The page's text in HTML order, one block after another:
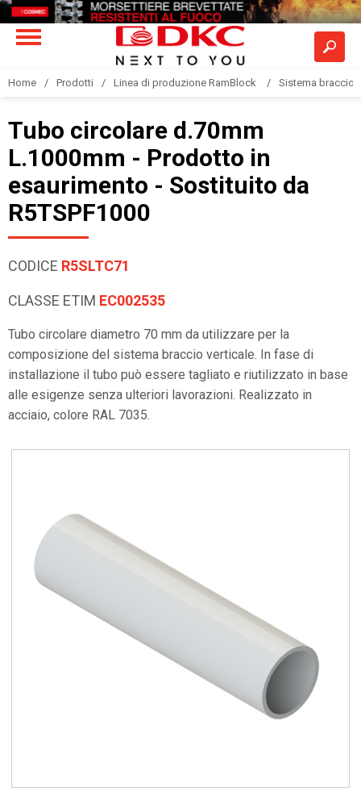
Home Prodotti Linea di produzione RamBlock Sistema braccio
Tubo circolare d.70mm
L.1000mm - Prodotto in
esaurimento - Sostituito da
R5TSPF1000
CODICE R5SLTC71
CLASSE ETIM EC002535
Tubo circolare diametro 70 mm da utilizzare per la
composizione del sistema braccio verticale. In fase di
installazione il tubo può essere tagliato e riutilizzato in base
alle esigenze senza ulteriori lavorazioni. Realizzato in
acciaio, colore RAL 7035.